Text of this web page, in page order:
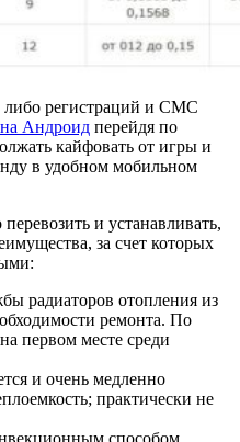
либо регистраций и СМС
на Андроид перейдя по
кайфовать от игры и
в удобном мобильном
и устанавливать,
за счет которых
радиаторов отопления из
ремонта. По
первом месте среди
и очень медленно
практически не
способом,